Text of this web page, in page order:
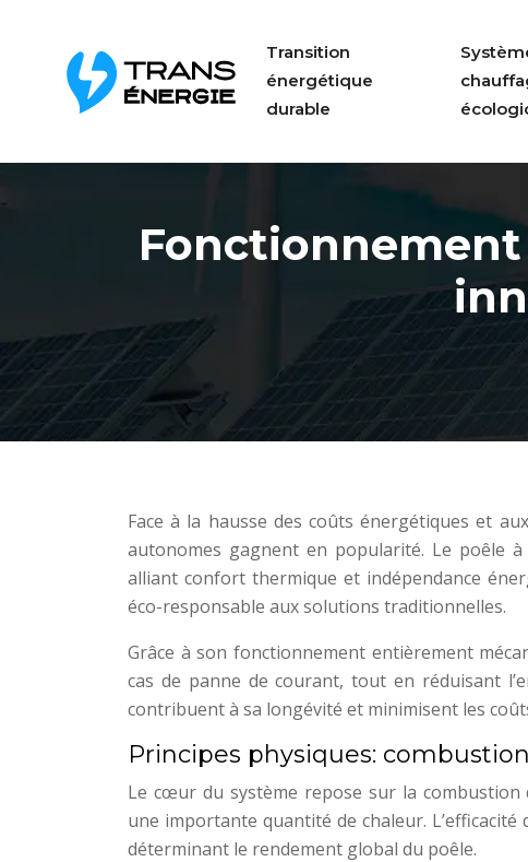
Transition
énergétique
durable
Fonctionnement
Face à la hausse des coûts énergétiques et
autonomes gagnent en popularité. Le poêle
alliant confort thermique et indépendance
éco-responsable aux solutions traditionnelles.
Grâce à son fonctionnement entièrement
cas de panne de courant, tout en réduisant
contribuent à sa longévité et minimisent les
Principes physiques:
Le cœur du système repose sur la
une importante quantité de chaleur.
déterminant le rendement global du poêle.